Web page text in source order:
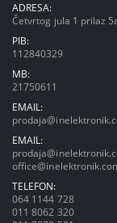
ADRESA:
Četvrtog jula 1 prilaz
PIB:
112840329
MB:
21750611
EMAIL:
EMAIL:
TELEFON:
064 1144 728
011 8062 320